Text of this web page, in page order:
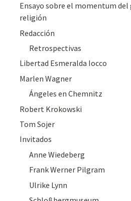
Ensayo sobre el momentum
religión
Redacción
Retrospectivas
Libertad Esmeralda Iocco
Marlen Wagner
Ángeles en Chemnitz
Robert Krokowski
Tom Sojer
Invitados
Anne Wiedeberg
Frank Werner Pilgram
Ulrike Lynn